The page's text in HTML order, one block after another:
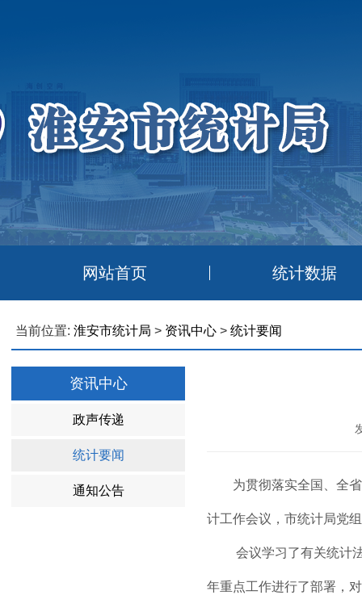
网站首页 统计数据
当前位置: 淮安市统计局 > 资讯中心 > 统计要闻
资讯中心
政声传递
统计要闻
通知公告 为贯彻落实全国、全省
计工作会议，市统计局党
会议学习了有关统计法
年重点工作进行了部署，